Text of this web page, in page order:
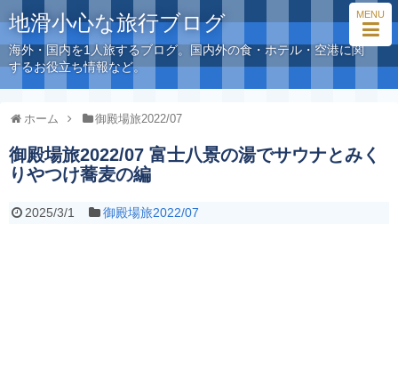
MENU
地滑小心な旅行ブログ
海外・国内を1人旅するブログ。国内外の食・ホテル・空港に関
するお役立ち情報など。
ホーム 御殿場旅2022/07
御殿場旅2022/07 富士八景の湯でサウナとみく
りやつけ蕎麦の編
2025/3/1 御殿場旅2022/07